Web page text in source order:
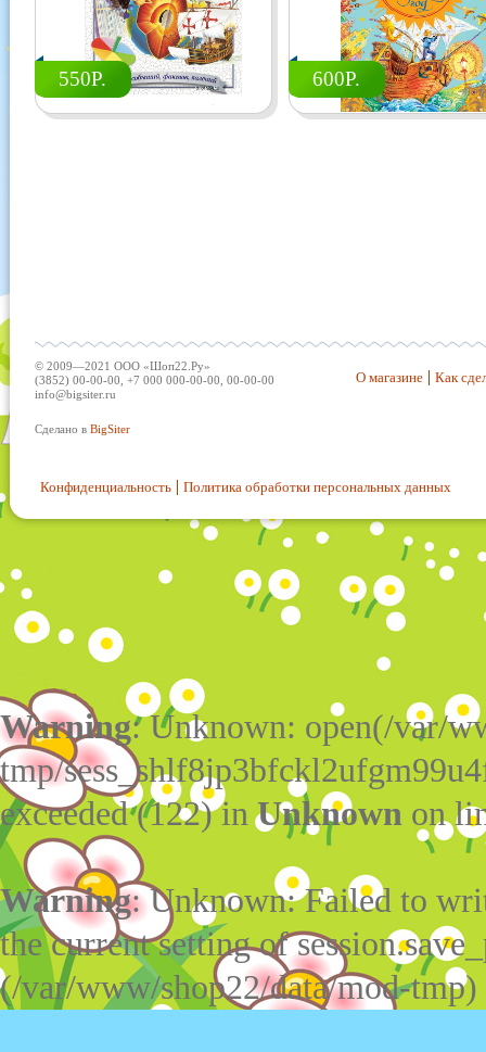
550Р. 600Р.
© 2009—2021 ООО «Шоп22.Ру»
(3852) 00-00-00, +7 000 000-00-00, 00-00-00
info@bigsiter.ru
Сделано в BigSiter
О магазине Как
Конфиденциальность Политика обработки персональных данных
Warning: Unknown: open(/var/
tmp/
exceeded (122) inUnknown on
Warning: Unknown: Failed to
the current setting of
(/var/www/shop22/data/mod-